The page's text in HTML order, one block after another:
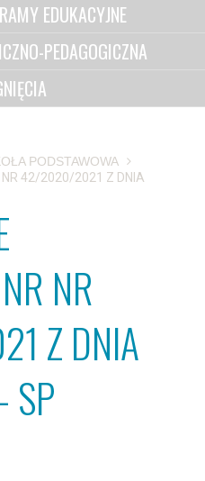
EDUKACYJNE
PEDAGOGICZNA
PODSTAWOWA
NR 42/2020/2021 Z DNIA
NR
Z DNIA
SP